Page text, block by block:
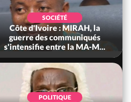
SOCIÉTÉ
Côte d'Ivoire : MIRAH, la
guerre des communiqués
s'intensifie entre la MA-M...
POLITIQUE